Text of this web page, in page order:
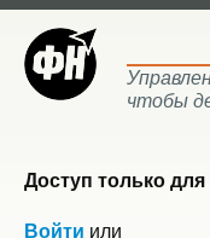
чтобы
Доступ только
Войти или